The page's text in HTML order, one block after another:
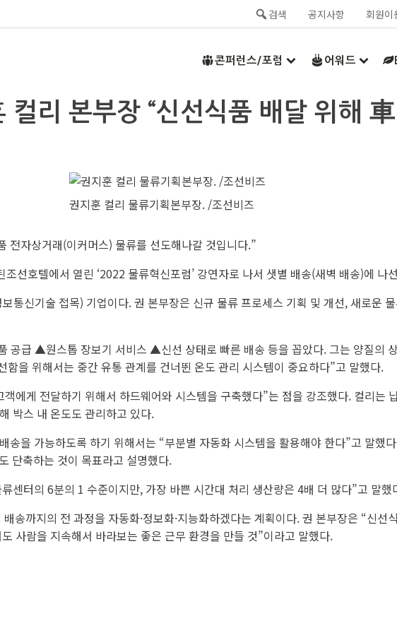
검색 공지사항 회원이
콘퍼런스/포럼 어워드
리 본부장 “신선식품 배달 위해
권지훈 컬리 물류기획본부장. /조선비즈
전자상거래(이커머스) 물류를 선도해나갈 것입니다.”
선호텔에서 열린 ‘2022 물류혁신포럼’ 강연자로 나서 샛별 배송(새벽 배송)에 나
통신기술 접목) 기업이다. 권 본부장은 신규 물류 프로세스 기획 및 개선, 새로운
급 ▲원스톱 장보기 서비스 ▲신선 상태로 빠른 배송 등을 꼽았다. 그는 양질의
을 위해서는 중간 유통 관계를 건너뛴 온도 관리 시스템이 중요하다”고 말했다.
에게 전달하기 위해서 하드웨어와 시스템을 구축했다”는 점을 강조했다. 컬리는
박스 내 온도도 관리하고 있다.
송을 가능하도록 하기 위해서는 “부분별 자동화 시스템을 활용해야 한다”고 말했
단축하는 것이 목표라고 설명했다.
센터의 6분의 1 수준이지만, 가장 바쁜 시간대 처리 생산량은 4배 더 많다”고 말했
송까지의 전 과정을 자동화·정보화·지능화하겠다는 계획이다. 권 본부장은 “신
사람을 지속해서 바라보는 좋은 근무 환경을 만들 것”이라고 말했다.